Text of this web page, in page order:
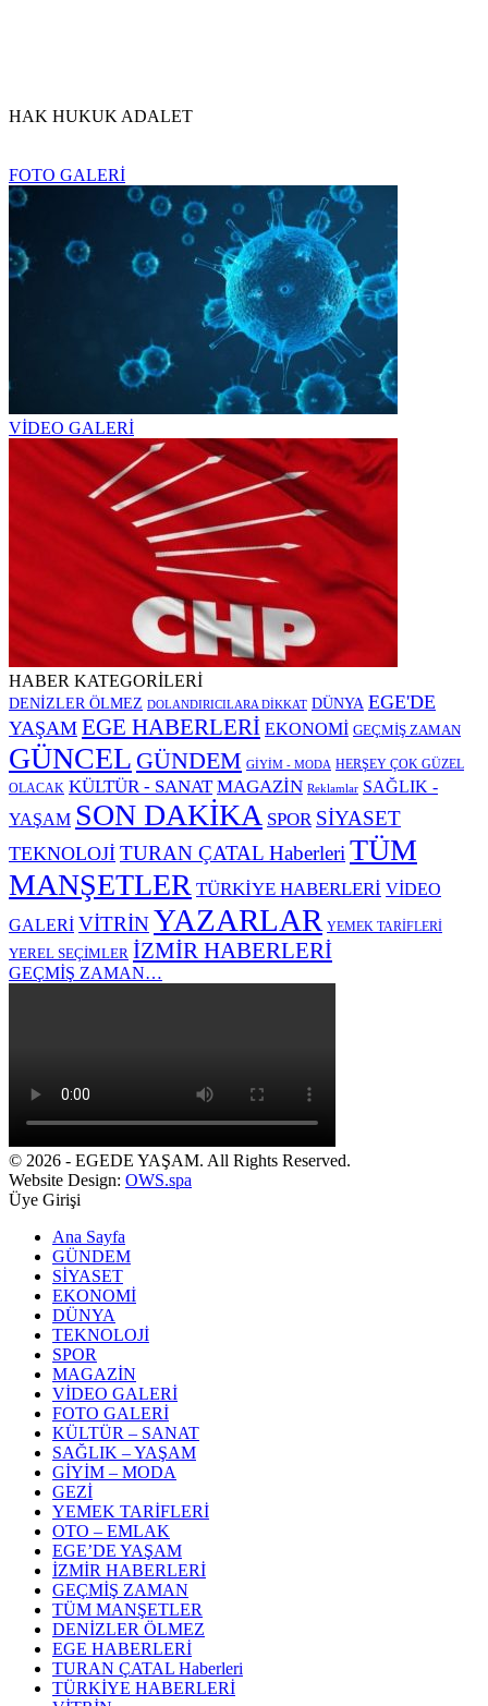
HAK HUKUK ADALET
FOTO GALERİ
VİDEO GALERİ
HABER KATEGORİLERİ
DENİZLER ÖLMEZ DOLANDIRICILARA DİKKAT DÜNYA EGE'DE
YAŞAM EGE HABERLERİ EKONOMİ GEÇMİŞ ZAMAN
GÜNCEL GÜNDEM GİYİM - MODA HERŞEY ÇOK GÜZEL
OLACAK KÜLTÜR - SANAT MAGAZİN Reklamlar SAĞLIK -
YAŞAM SON DAKİKA SPOR SİYASET
TEKNOLOJİ TURAN ÇATAL Haberleri TÜM
MANŞETLER TÜRKİYE HABERLERİ VİDEO
GALERİ VİTRİNYAZARLAR YEMEK TARİFLERİ
YEREL SEÇİMLER İZMİR HABERLERİ
GEÇMİŞ ZAMAN…
© 2026 - EGEDE YAŞAM. All Rights Reserved.
Website Design: OWS.spa
Üye Girişi
Ana Sayfa
GÜNDEM
SİYASET
EKONOMİ
DÜNYA
TEKNOLOJİ
SPOR
MAGAZİN
VİDEO GALERİ
FOTO GALERİ
KÜLTÜR – SANAT
SAĞLIK – YAŞAM
GİYİM – MODA
GEZİ
YEMEK TARİFLERİ
OTO – EMLAK
EGE’DE YAŞAM
İZMİR HABERLERİ
GEÇMİŞ ZAMAN
TÜM MANŞETLER
DENİZLER ÖLMEZ
EGE HABERLERİ
TURAN ÇATAL Haberleri
TÜRKİYE HABERLERİ